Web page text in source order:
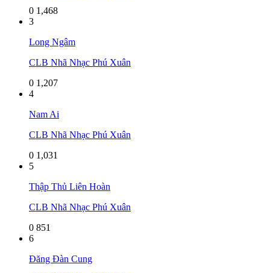
0 1,468
3
Long Ngâm
CLB Nhã Nhạc Phú Xuân
0 1,207
4
Nam Ai
CLB Nhã Nhạc Phú Xuân
0 1,031
5
Thập Thủ Liên Hoàn
CLB Nhã Nhạc Phú Xuân
0 851
6
Đăng Đàn Cung